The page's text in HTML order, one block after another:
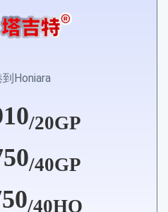
Honiara
/20GP
/40GP
/40HQ